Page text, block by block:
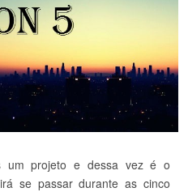
um projeto e dessa vez é o
se passar durante as cinco